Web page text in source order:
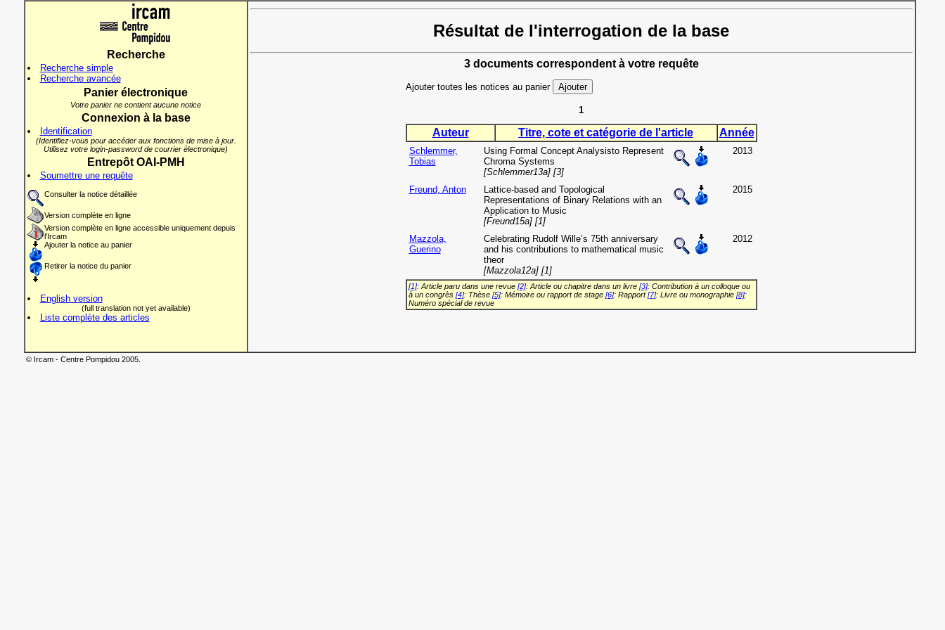
Recherche
Recherche simple
Recherche avancée
Panier électronique
Votre panier ne contient aucune notice
Connexion à la base
Identification
(Identifiez-vous pour accéder aux fonctions de mise à jour.
Utilisez votre login-password de courrier électronique)
Entrepôt OAI-PMH
Soumettre une requête
Consulter la notice détaillée
Version complète en ligne
Version complète en ligne accessible uniquement depuis
l'Ircam
Ajouter la notice au panier
Retirer la notice du panier
English version
(full translation not yet available)
Liste complète des articles
Résultat de l'interrogation de la base
3 documents correspondent à votre requête
Ajouter toutes les notices au panier
1
Auteur Titre, cote et catégorie de l'article Année
Schlemmer,
Tobias
Using Formal Concept Analysisto Represent
Chroma Systems
[Schlemmer13a] [3]
2013
Freund, Anton
Lattice-based and Topological
Representations of Binary Relations with an
Application to Music
[Freund15a] [1]
2015
Mazzola,
Guerino
Celebrating Rudolf Wille’s 75th anniversary
and his contributions to mathematical music
theor
[Mazzola12a] [1]
2012
[1]: Article paru dans une revue [2]: Article ou chapitre dans un livre [3]: Contribution à un colloque ou
à un congrès [4]: Thèse [5]: Mémoire ou rapport de stage [6]: Rapport[7]: Livre ou monographie [8]:
Numéro spécial de revue
© Ircam - Centre Pompidou 2005.